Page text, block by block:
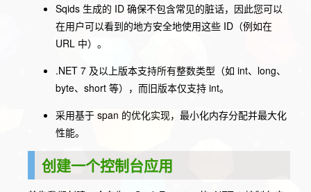
Sqids 生成的 ID 确保不包含常见的脏话，因此您可以
在用户可以看到的地方安全地使用这些 ID（例如在
URL 中）。
.NET 7 及以上版本支持所有整数类型（如 int、long、
byte、short 等），而旧版本仅支持 int。
采用基于 span 的优化实现，最小化内存分配并最大化
性能。
创建一个控制台应用